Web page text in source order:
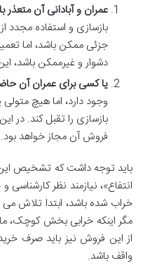
عمران و آبادانی آن متعذر
بازسازی و استفاده مجدد
جزئی ممکن باشد، اما
دشوار و غیرممکن
یا کسی برای عمران آن
وجود دارد، اما هیچ
بازسازی را تقبل کند. در
فروش آن مجاز خواهد بود.
باید توجه داشت که تشخیص
انتفاع»، نیازمند نظر
خراب شده باشد، ابتدا تلاش
مگر اینکه خرابی بخش کوچک،
از این فروش نیز باید صرف
واقف باشد.